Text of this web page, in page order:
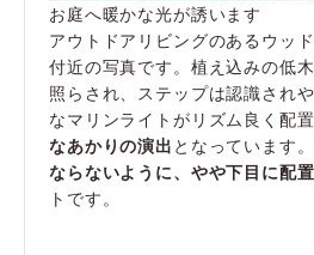
お庭へ暖かな光が誘います
アウトドアリビングのあるウッ
付近の写真です。植え込みの低
照らされ、ステップは認識され
なマリンライトがリズム良く配
なあかりの演出 となっています。
ならないように、やや下目に配置
トです。